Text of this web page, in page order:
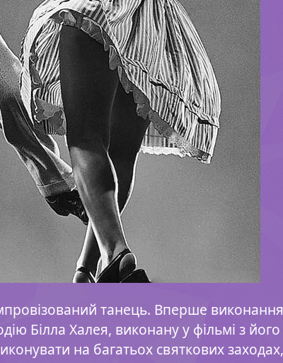
танець. Вперше
Білла Халея, виконану у фільмі з
на багатьох святкових